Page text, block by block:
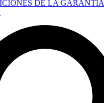
DE LA GARANTÍA